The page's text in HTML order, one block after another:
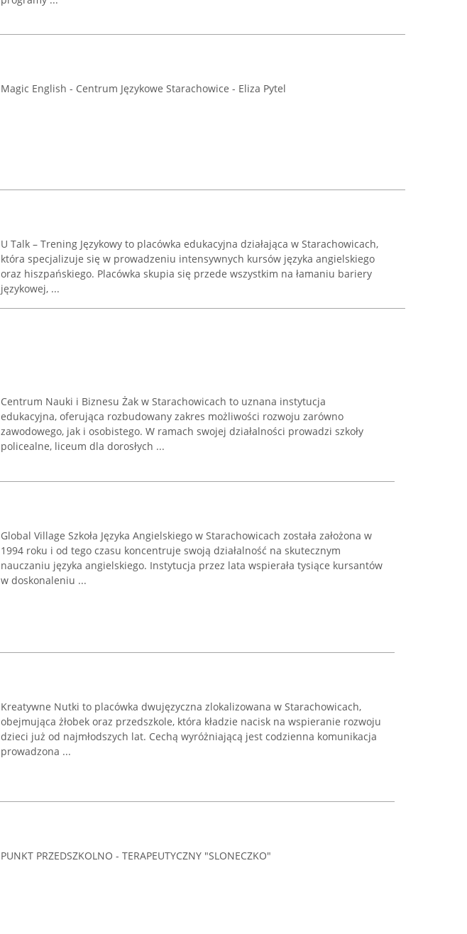
Magic English - Centrum Językowe Starachowice - Eliza Pytel
U Talk – Trening Językowy to placówka edukacyjna działająca w Starachowicach,
która specjalizuje się w prowadzeniu intensywnych kursów języka angielskiego
oraz hiszpańskiego. Placówka skupia się przede wszystkim na łamaniu bariery
językowej, ...
Centrum Nauki i Biznesu Żak w Starachowicach to uznana instytucja
edukacyjna, oferująca rozbudowany zakres możliwości rozwoju zarówno
zawodowego, jak i osobistego. W ramach swojej działalności prowadzi szkoły
policealne, liceum dla dorosłych ...
Global Village Szkoła Języka Angielskiego w Starachowicach została założona w
1994 roku i od tego czasu koncentruje swoją działalność na skutecznym
nauczaniu języka angielskiego. Instytucja przez lata wspierała tysiące kursantów
w doskonaleniu ...
Kreatywne Nutki to placówka dwujęzyczna zlokalizowana w Starachowicach,
obejmująca żłobek oraz przedszkole, która kładzie nacisk na wspieranie rozwoju
dzieci już od najmłodszych lat. Cechą wyróżniającą jest codzienna komunikacja
prowadzona ...
PUNKT PRZEDSZKOLNO - TERAPEUTYCZNY "SLONECZKO"